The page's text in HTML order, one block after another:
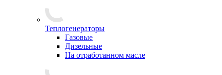
Теплогенераторы
Газовые
Дизельные
На отработанном масле